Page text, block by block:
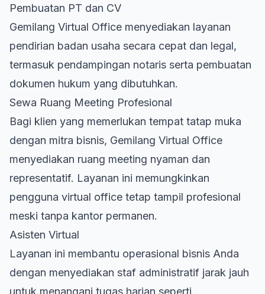
Pembuatan PT dan CV
Gemilang Virtual Office menyediakan layanan
pendirian badan usaha secara cepat dan legal,
termasuk pendampingan notaris serta pembuatan
dokumen hukum yang dibutuhkan.
Sewa Ruang Meeting Profesional
Bagi klien yang memerlukan tempat tatap muka
dengan mitra bisnis, Gemilang Virtual Office
menyediakan ruang meeting nyaman dan
representatif. Layanan ini memungkinkan
pengguna virtual office tetap tampil profesional
meski tanpa kantor permanen.
Asisten Virtual
Layanan ini membantu operasional bisnis Anda
dengan menyediakan staf administratif jarak jauh
untuk menangani tugas harian seperti